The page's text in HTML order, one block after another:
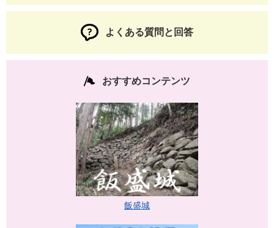
よくある質問と回答
おすすめコンテンツ
飯盛城